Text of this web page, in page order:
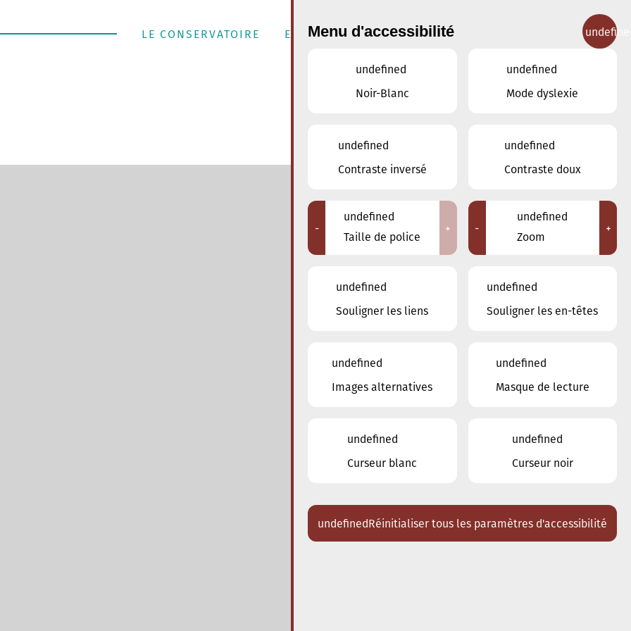
LE CONSERVATOIRE ENSEIGNEMENT MUSICAL CONTACT
Breisch Paul
Duprel Stefanie
Menu d'accessibilité
undefined
Noir-Blanc
undefined
Mode dyslexie
undefined
Contraste inversé
undefined
Contraste doux
-
undefined
Taille de police
+ -
undefined
Zoom
+
undefined
Souligner les liens
undefined
Souligner les en-têtes
undefined
Images alternatives
undefined
Masque de lecture
undefined
Curseur blanc
undefined
Curseur noir
undefinedRéinitialiser tous les paramètres d'accessibilité